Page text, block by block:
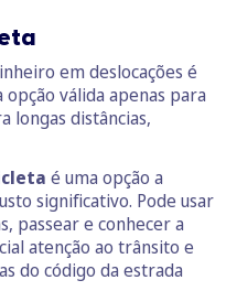
em deslocações é
opção válida apenas para
longas distâncias,
é uma opção a
significativo. Pode usar
passear e conhecer a
atenção ao trânsito e
do código da estrada